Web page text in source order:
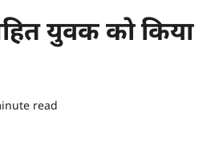
युवक को किया
read